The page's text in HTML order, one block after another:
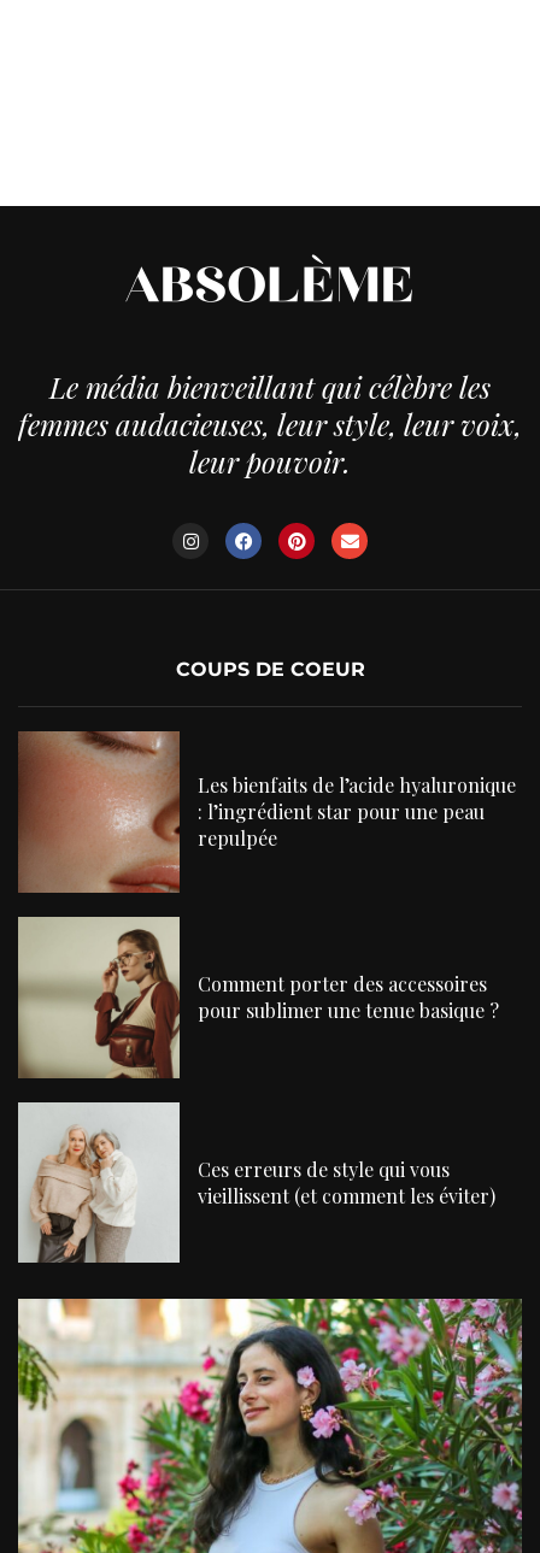
Le média bienveillant qui célèbre les
femmes audacieuses, leur style, leur voix,
leur pouvoir.
COUPS DE COEUR
Les bienfaits de l’acide hyaluronique
: l’ingrédient star pour une peau
repulpée
Comment porter des accessoires
pour sublimer une tenue basique ?
Ces erreurs de style qui vous
vieillissent (et comment les éviter)